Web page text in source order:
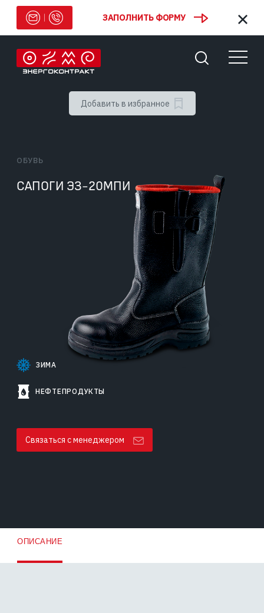
Добавить в избранное
ОБУВЬ
САПОГИ ЭЗ-20МПИ
ЗИМА
НЕФТЕПРОДУКТЫ
Связаться с менеджером
ОПИСАНИЕ
ЗАПОЛНИТЬ ФОРМУ